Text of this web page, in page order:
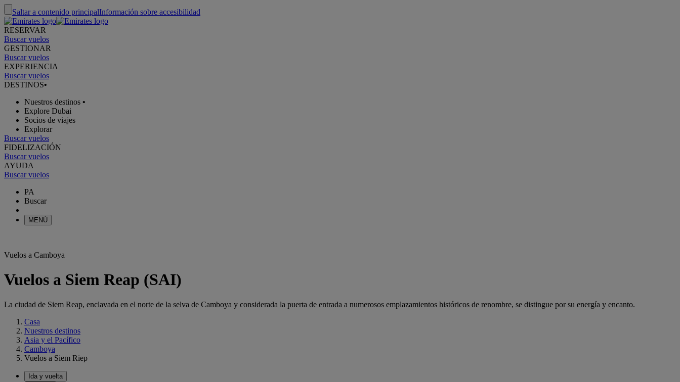
Saltar a contenido principalInformación sobre accesibilidad
RESERVAR
Buscar vuelos
GESTIONAR
Buscar vuelos
EXPERIENCIA
Buscar vuelos
DESTINOS•
Nuestros destinos •
Explore Dubai
Socios de viajes
Explorar
Buscar vuelos
FIDELIZACIÓN
Buscar vuelos
AYUDA
Buscar vuelos
PA
Buscar
MENÚ
Vuelos a Camboya
Vuelos a Siem Reap (SAI)
La ciudad de Siem Reap, enclavada en el norte de la selva de Camboya y considerada la puerta de entrada a numerosos emplazamientos históricos de renombre, se distingue por su energía y encanto.
Casa
Nuestros destinos
Asia y el Pacífico
Camboya
Vuelos a Siem Riep
Ida y vuelta